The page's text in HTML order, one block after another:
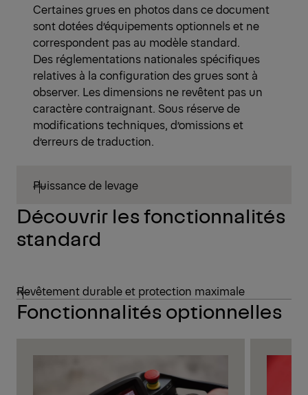
Certaines grues en photos dans ce document
sont dotées d’équipements optionnels et ne
correspondent pas au modèle standard.
Des réglementations nationales spécifiques
relatives à la configuration des grues sont à
observer. Les dimensions ne revêtent pas un
caractère contraignant. Sous réserve de
modifications techniques, d’omissions et
d’erreurs de traduction.
Puissance de levage
Découvrir les fonctionnalités
standard
Revêtement durable et protection maximale
Fonctionnalités optionnelles